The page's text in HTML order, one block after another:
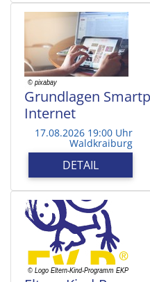
Grundlagen
Internet
17.08.2026 19:00 Uhr
Waldkraiburg
DETAIL